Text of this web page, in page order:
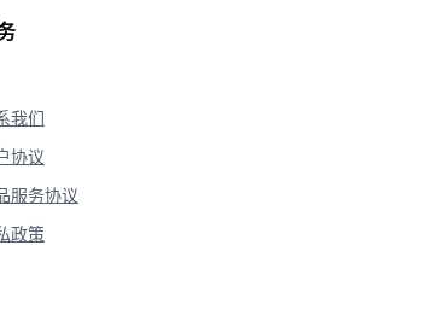
我们
协议
服务协议
政策